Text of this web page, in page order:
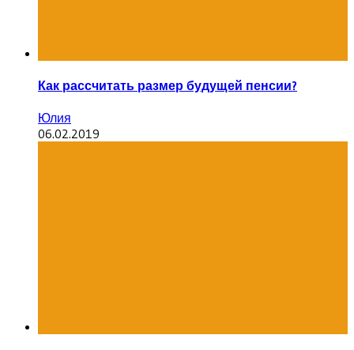
Как рассчитать размер будущей пенсии?
Юлия
06.02.2019